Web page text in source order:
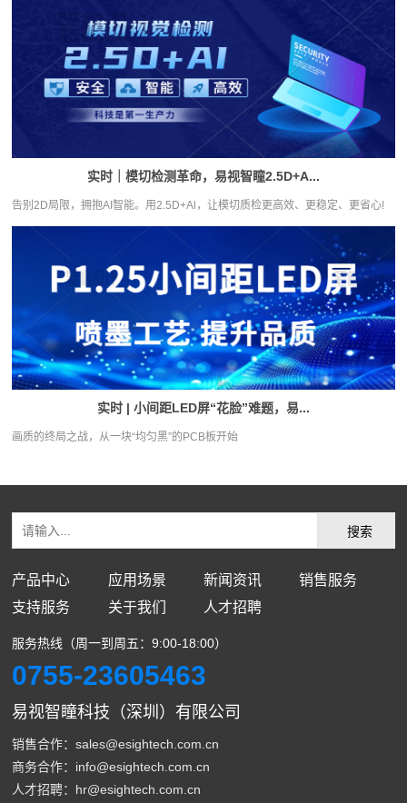
实时｜模切检测革命，易视智瞳2.5D+A...
告别2D局限，拥抱AI智能。用2.5D+Al，让模切质检更高效、更稳定、更省心!
实时 | 小间距LED屏“花脸”难题，易...
画质的终局之战，从一块“均匀黑”的PCB板开始
产品中心 应用场景 新闻资讯
销售服务
支持服务
关于我们 人才招聘
服务热线（周一到周五：9:00-18:00）
0755-23605463
易视智瞳科技（深圳）有限公司
销售合作：sales@esightech.com.cn
商务合作：info@esightech.com.cn
人才招聘：hr@esightech.com.cn